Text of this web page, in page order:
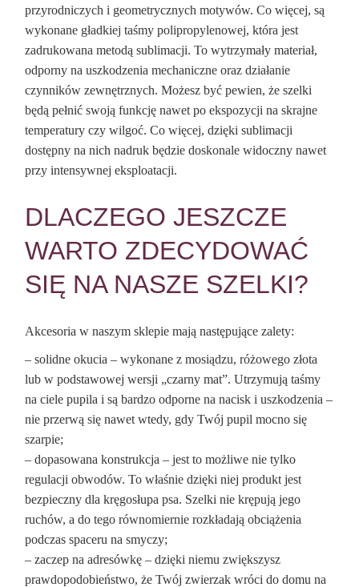
przyrodniczych i geometrycznych motywów. Co więcej, są
wykonane gładkiej taśmy polipropylenowej, która jest
zadrukowana metodą sublimacji. To wytrzymały materiał,
odporny na uszkodzenia mechaniczne oraz działanie
czynników zewnętrznych. Możesz być pewien, że szelki
będą pełnić swoją funkcję nawet po ekspozycji na skrajne
temperatury czy wilgoć. Co więcej, dzięki sublimacji
dostępny na nich nadruk będzie doskonale widoczny nawet
przy intensywnej eksploatacji.
DLACZEGO JESZCZE
WARTO ZDECYDOWAĆ
SIĘ NA NASZE SZELKI?
Akcesoria w naszym sklepie mają następujące zalety:
– solidne okucia – wykonane z mosiądzu, różowego złota
lub w podstawowej wersji „czarny mat”. Utrzymują taśmy
na ciele pupila i są bardzo odporne na nacisk i uszkodzenia –
nie przerwą się nawet wtedy, gdy Twój pupil mocno się
szarpie;
– dopasowana konstrukcja – jest to możliwe nie tylko
regulacji obwodów. To właśnie dzięki niej produkt jest
bezpieczny dla kręgosłupa psa. Szelki nie krępują jego
ruchów, a do tego równomiernie rozkładają obciążenia
podczas spaceru na smyczy;
– zaczep na adresówkę – dzięki niemu zwiększysz
prawdopodobieństwo, że Twój zwierzak wróci do domu na